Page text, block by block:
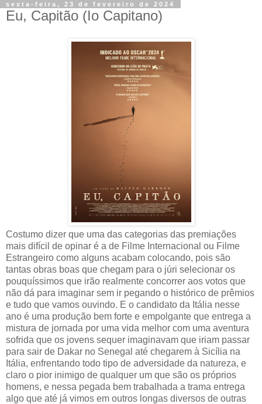
sexta-feira, 23 de fevereiro de 2024
Eu, Capitão (Io Capitano)
Costumo dizer que uma das categorias das premiações
mais difícil de opinar é a de Filme Internacional ou Filme
Estrangeiro como alguns acabam colocando, pois são
tantas obras boas que chegam para o júri selecionar os
pouquíssimos que irão realmente concorrer aos votos que
não dá para imaginar sem ir pegando o histórico de prêmios
e tudo que vamos ouvindo. E o candidato da Itália nesse
ano é uma produção bem forte e empolgante que entrega a
mistura de jornada por uma vida melhor com uma aventura
sofrida que os jovens sequer imaginavam que iriam passar
para sair de Dakar no Senegal até chegarem à Sicília na
Itália, enfrentando todo tipo de adversidade da natureza, e
claro o pior inimigo de qualquer um que são os próprios
homens, e nessa pegada bem trabalhada a trama entrega
algo que até já vimos em outros longas diversos de outras